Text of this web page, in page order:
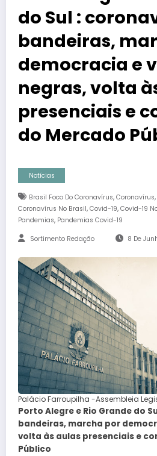
do Sul :
bandeiras,
democracia e
negras, volta
presenciais e
do Mercado
Notícias
Brasil Foco Do Coronavírus, Coronavírus,
Coronavírus No Brasil, Covid-19, Covid-19
Pandemias, Pandemias Covid-19
Sortimento Redação 8 De
Palácio Farroupilha -Assembleia
Porto Alegre e Rio Grande do
bandeiras, marcha por
volta às aulas presenciais e
Público